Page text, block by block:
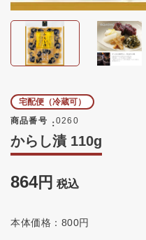
宅配便（冷蔵可）
商品番号
0260
からし漬 110g
864 税込
本体価格：800円